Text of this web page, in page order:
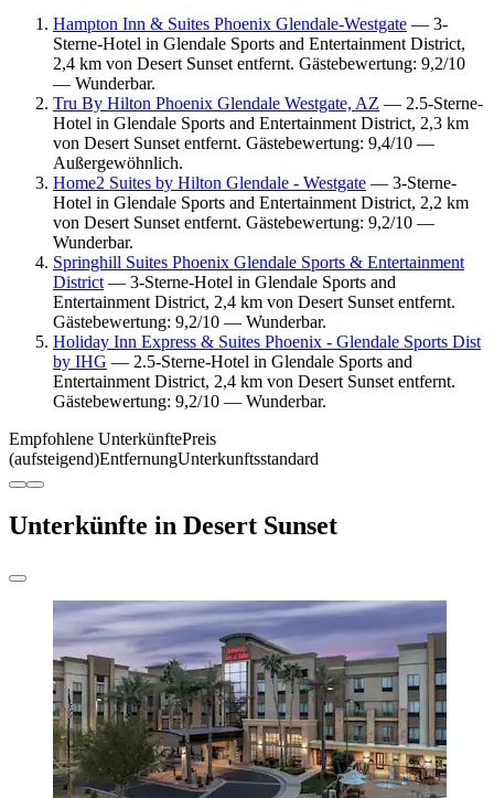
Hampton Inn & Suites Phoenix Glendale-Westgate — 3-
Sterne-Hotel in Glendale Sports and Entertainment District,
2,4 km von Desert Sunset entfernt. Gästebewertung: 9,2/10
— Wunderbar.
Tru By Hilton Phoenix Glendale Westgate, AZ — 2.5-Sterne-
Hotel in Glendale Sports and Entertainment District, 2,3 km
von Desert Sunset entfernt. Gästebewertung: 9,4/10 —
Außergewöhnlich.
Home2 Suites by Hilton Glendale - Westgate — 3-Sterne-
Hotel in Glendale Sports and Entertainment District, 2,2 km
von Desert Sunset entfernt. Gästebewertung: 9,2/10 —
Wunderbar.
Springhill Suites Phoenix Glendale Sports & Entertainment
District — 3-Sterne-Hotel in Glendale Sports and
Entertainment District, 2,4 km von Desert Sunset entfernt.
Gästebewertung: 9,2/10 — Wunderbar.
Holiday Inn Express & Suites Phoenix - Glendale Sports Dist
by IHG — 2.5-Sterne-Hotel in Glendale Sports and
Entertainment District, 2,4 km von Desert Sunset entfernt.
Gästebewertung: 9,2/10 — Wunderbar.
Empfohlene UnterkünftePreis
(aufsteigend)EntfernungUnterkunftsstandard
Unterkünfte in Desert Sunset